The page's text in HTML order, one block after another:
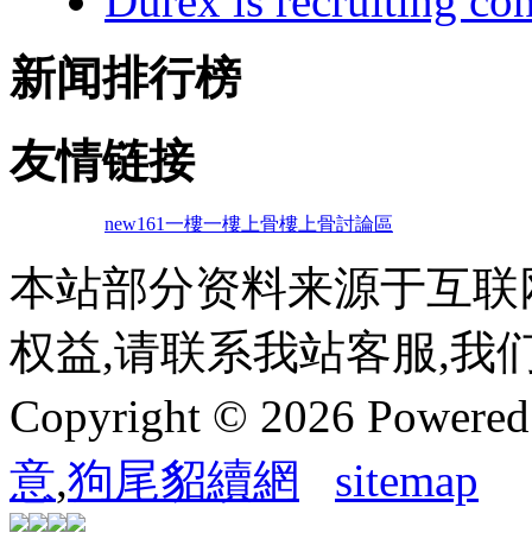
新闻排行榜
友情链接
new161一樓一樓上骨樓上骨討論區
本站部分资料来源于互
权益,请联系我站客服,我
Copyright © 2026
意,狗尾貂續網 sitemap